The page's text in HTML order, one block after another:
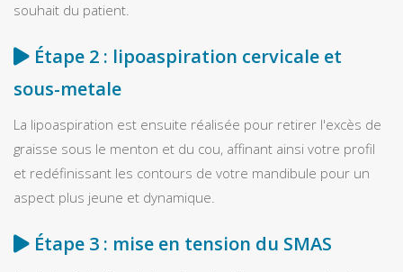
souhait du patient.
Étape 2 : lipoaspiration cervicale et
sous-metale
La lipoaspiration est ensuite réalisée pour retirer l'excès de
graisse sous le menton et du cou, affinant ainsi votre profil
et redéfinissant les contours de votre mandibule pour un
aspect plus jeune et dynamique.
Étape 3 : mise en tension du SMAS